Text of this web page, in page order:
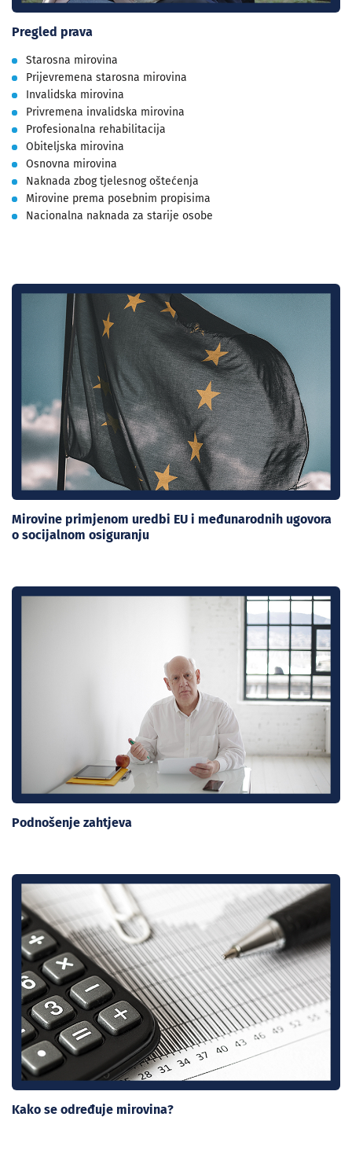
Pregled prava
Starosna mirovina
Prijevremena starosna mirovina
Invalidska mirovina
Privremena invalidska mirovina
Profesionalna rehabilitacija
Obiteljska mirovina
Osnovna mirovina
Naknada zbog tjelesnog oštećenja
Mirovine prema posebnim propisima
Nacionalna naknada za starije osobe
Mirovine primjenom uredbi EU i međunarodnih ugovora
o socijalnom osiguranju
Podnošenje zahtjeva
Kako se određuje mirovina?